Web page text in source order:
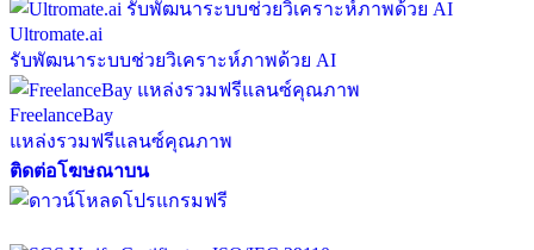
Ultromate.ai
รับพัฒนาระบบช่วยวิเคราะห์ภาพด้วย AI
FreelanceBay
แหล่งรวมฟรีแลนซ์คุณภาพ
ติดต่อโฆษณาบน